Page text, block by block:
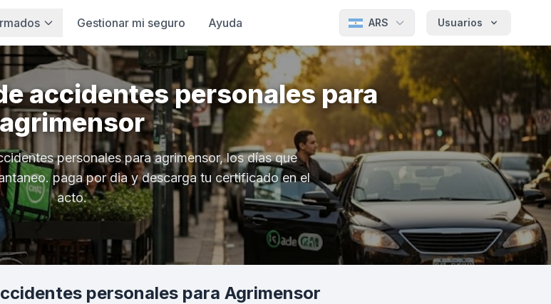
Gestionar mi seguro Ayuda ARS Usuarios
accidentes personales para
agrimensor
personales para agrimensor, los días que
paga por dia y descarga tu certificado en el
acto.
personales para Agrimensor